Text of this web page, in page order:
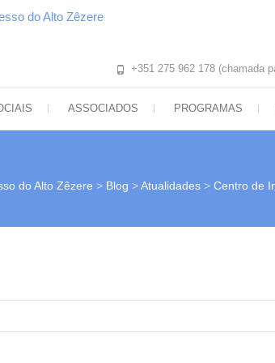
Arpaz –
Progresso do
+351 275 962 178 (chamada
ASSOCIADOS PROGRAMAS
do Alto Zêzere > Blog >Atualidades > Centro de